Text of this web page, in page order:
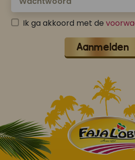
Ik ga akkoord met de
Aanmelden